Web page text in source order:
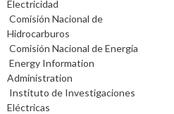
Electricidad
Comisión Nacional de
Hidrocarburos
Comisión Nacional de Energía
Energy Information
Administration
Instituto de Investigaciones
Eléctricas